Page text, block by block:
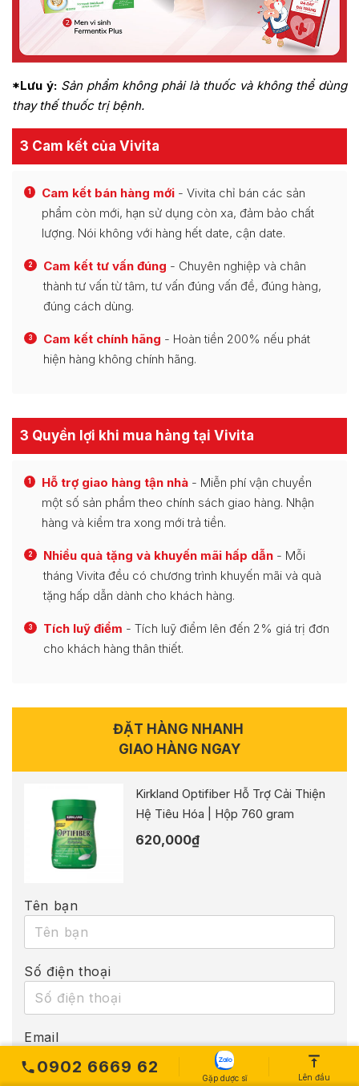
*Lưu ý: Sản phẩm không phải là thuốc và không thể dùng
thay thế thuốc trị bệnh.
3 Cam kết của Vivita
1 Cam kết bán hàng mới - Vivita chỉ bán các sản
phẩm còn mới, hạn sử dụng còn xa, đảm bảo chất
lượng. Nói không với hàng hết date, cận date.
2 Cam kết tư vấn đúng - Chuyên nghiệp và chân
thành tư vấn từ tâm, tư vấn đúng vấn đề, đúng hàng,
đúng cách dùng.
3 Cam kết chính hãng - Hoàn tiền 200% nếu phát
hiện hàng không chính hãng.
3 Quyền lợi khi mua hàng tại Vivita
1 Hỗ trợ giao hàng tận nhà - Miễn phí vận chuyển
một số sản phẩm theo chính sách giao hàng. Nhận
hàng và kiểm tra xong mới trả tiền.
2 Nhiều quà tặng và khuyến mãi hấp dẫn - Mỗi
tháng Vivita đều có chương trình khuyến mãi và quà
tặng hấp dẫn dành cho khách hàng.
3 Tích luỹ điểm - Tích luỹ điểm lên đến 2% giá trị đơn
cho khách hàng thân thiết.
ĐẶT HÀNG NHANH
GIAO HÀNG NGAY
Kirkland Optifiber Hỗ Trợ Cải Thiện
Hệ Tiêu Hóa | Hộp 760 gram
620,000₫
Tên bạn
Số điện thoại
Email
0902 6669 62
Gặp dược sĩ Lên đầu